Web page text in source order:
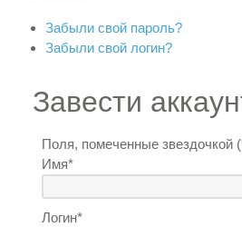
Забыли свой пароль?
Забыли свой логин?
Завести
Поля, помеченные звездочкой
Имя*
Логин*